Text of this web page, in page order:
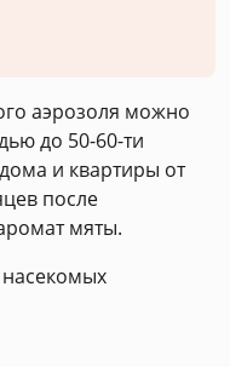
аэрозоля можно
до 50-60-ти
и квартиры от
после
мяты.